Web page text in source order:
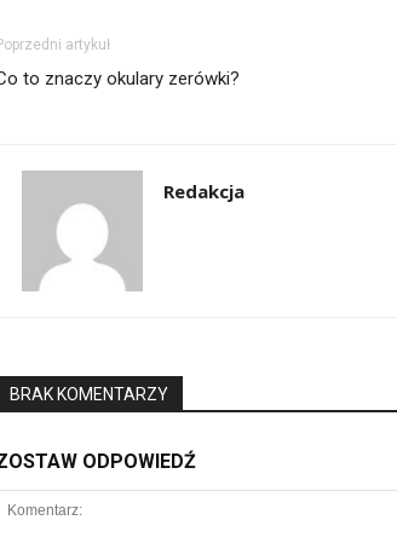
artykuł
to znaczy okulary zerówki?
Redakcja
BRAK KOMENTARZY
ODPOWIEDŹ